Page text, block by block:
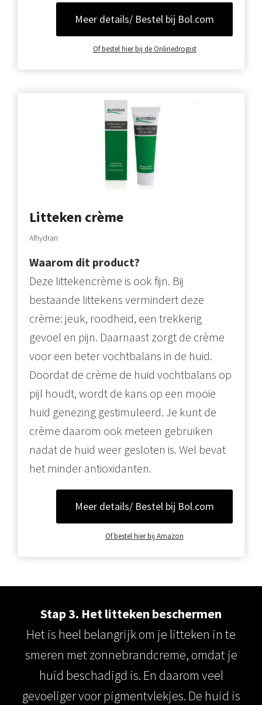
Meer details/ Bestel bij Bol.com
Of bestel hier bij de Onlinedrogist
Litteken crème
Alhydran
Waarom dit product?
Deze littekencrème is ook fijn. Bij
bestaande littekens vermindert deze
crème: jeuk, roodheid, een trekkerig
gevoel en pijn. Daarnaast zorgt de crème
voor een beter vochtbalans in de huid.
Doordat de crème de huid vochtbalans op
pijl houdt, wordt de kans op een mooie
huid genezing gestimuleerd. Je kunt de
crème daarom ook meteen gebruiken
nadat de huid weer gesloten is. Wel bevat
het minder antioxidanten.
Meer details/ Bestel bij Bol.com
Of bestel hier bij Amazon
Stap 3. Het litteken beschermen
Het is heel belangrijk om je litteken in te
smeren met zonnebrandcreme, omdat je
huid beschadigd is. En daarom veel
gevoeliger voor pigmentvlekjes. De huid is